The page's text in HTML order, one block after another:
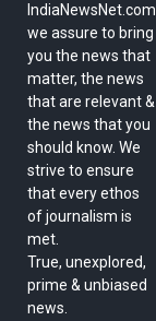
IndiaNewsNet.com
we assure to bring
you the news that
matter, the news
that are relevant &
the news that you
should know. We
strive to ensure
that every ethos
of journalism is
met.
True, unexplored,
prime & unbiased
news.